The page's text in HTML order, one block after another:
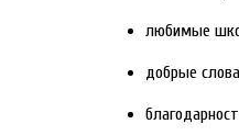
любимые
добрые